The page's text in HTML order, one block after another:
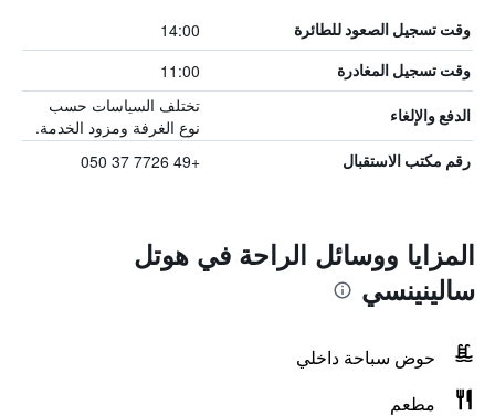
وقت تسجيل الصعود للطائرة 14:00
وقت تسجيل المغادرة 11:00
الدفع والإلغاء
تختلف السياسات حسب
نوع الغرفة ومزود الخدمة.
رقم مكتب الاستقبال +49 7726 37 050
المزايا ووسائل الراحة في هوتل
سالينينسي
حوض سباحة داخلي
مطعم